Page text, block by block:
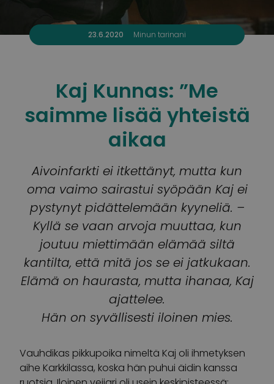
23.6.2020 Minun tarinani
Kaj Kunnas: ”Me
saimme lisää yhteistä
aikaa
Aivoinfarkti ei itkettänyt, mutta kun
oma vaimo sairastui syöpään Kaj ei
pystynyt pidättelemään kyyneliä. –
Kyllä se vaan arvoja muuttaa, kun
joutuu miettimään elämää siltä
kantilta, että mitä jos se ei jatkukaan.
Elämä on haurasta, mutta ihanaa, Kaj
ajattelee.
Hän on syvällisesti iloinen mies.
Vauhdikas pikkupoika nimeltä Kaj oli ihmetyksen
aihe Karkkilassa, koska hän puhui äidin kanssa